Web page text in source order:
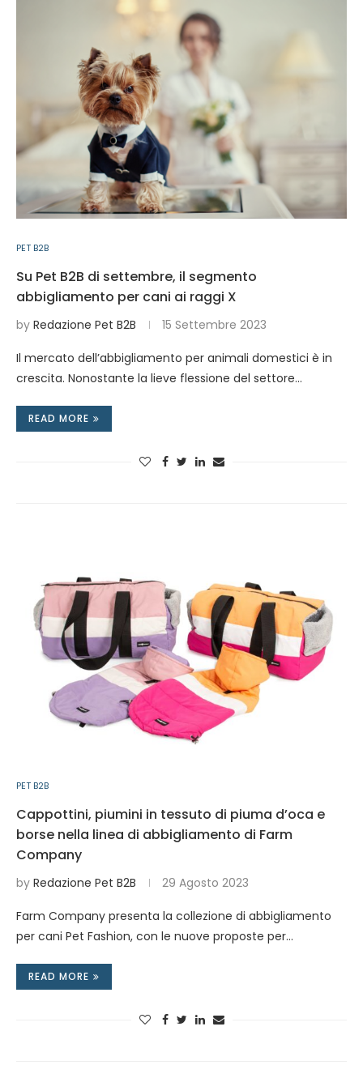
PET B2B
Su Pet B2B di settembre, il segmento
abbigliamento per cani ai raggi X
by Redazione Pet B2B 15 Settembre 2023
Il mercato dell’abbigliamento per animali domestici è in
crescita. Nonostante la lieve flessione del settore…
READ MORE
PET B2B
Cappottini, piumini in tessuto di piuma d’oca e
borse nella linea di abbigliamento di Farm
Company
by Redazione Pet B2B 29 Agosto 2023
Farm Company presenta la collezione di abbigliamento
per cani Pet Fashion, con le nuove proposte per…
READ MORE